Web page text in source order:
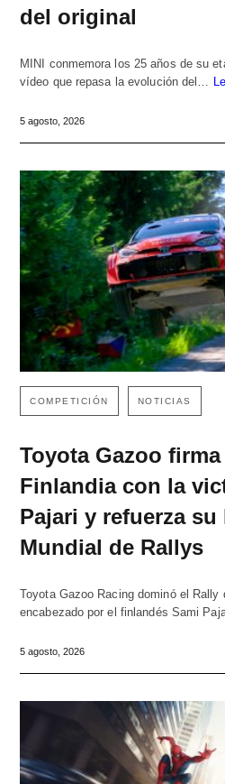
del original
MINI conmemora los 25 años de su
vídeo que repasa la evolución del…
5 agosto, 2026
COMPETICIÓN NOTICIAS
Toyota Gazoo
Finlandia con la
Pajari y refuerza
Mundial de Rallys
Toyota Gazoo Racing dominó el Rally
encabezado por el finlandés Sami
5 agosto, 2026